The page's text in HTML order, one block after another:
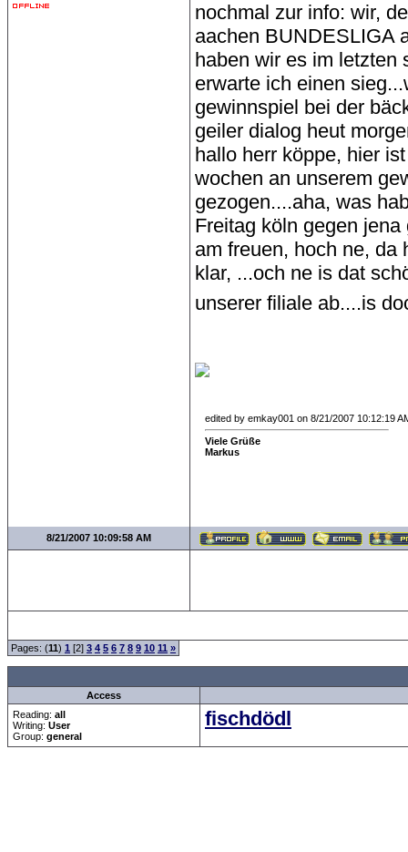
nochmal zur info: wir,
aachen BUNDESLIGA
haben wir es im letzten
erwarte ich einen
gewinnspiel bei der
geiler dialog heut
hallo herr köppe, hier
wochen an unserem
gezogen....aha, was
Freitag köln gegen
am freuen, hoch ne, da
klar, ...och ne is dat
unserer filiale ab....is
edited by emkay001 on 8/21/2007 10:12:19
Viele Grüße
Markus
8/21/2007 10:09:58 AM
Pages: (11) 1 [2] 3 4 5 6 7 8 9 10 11 »
Access
Reading: all
Writing: User
Group: general
fischdödl